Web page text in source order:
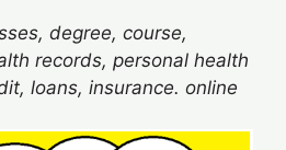
degree, course,
records, personal health
loans, insurance. online